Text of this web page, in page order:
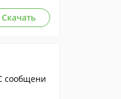
Скачать
сообщени